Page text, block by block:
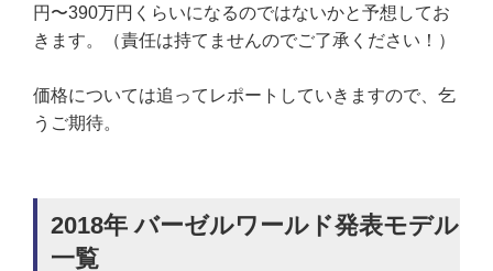
円〜390万円くらいになるのではないかと予想してお
きます。（責任は持てませんのでご了承ください！）
価格については追ってレポートしていきますので、乞
うご期待。
2018年 バーゼルワールド発表モデル
一覧